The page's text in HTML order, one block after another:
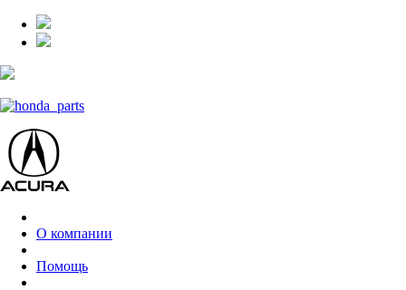
О компании
Помощь